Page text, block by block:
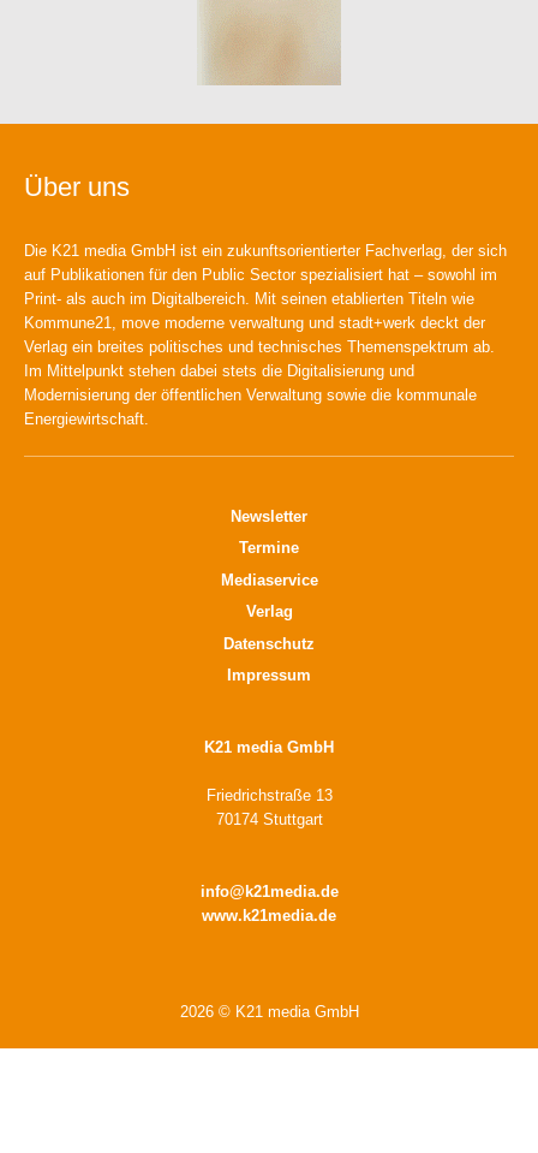
Über uns
Die K21 media GmbH ist ein zukunftsorientierter Fachverlag, der sich
auf Publikationen für den Public Sector spezialisiert hat – sowohl im
Print- als auch im Digitalbereich. Mit seinen etablierten Titeln wie
Kommune21, move moderne verwaltung und stadt+werk deckt der
Verlag ein breites politisches und technisches Themenspektrum ab.
Im Mittelpunkt stehen dabei stets die Digitalisierung und
Modernisierung der öffentlichen Verwaltung sowie die kommunale
Energiewirtschaft.
Newsletter
Termine
Mediaservice
Verlag
Datenschutz
Impressum
K21 media GmbH
Friedrichstraße 13
70174 Stuttgart
info@k21media.de
www.k21media.de
2026 © K21 media GmbH